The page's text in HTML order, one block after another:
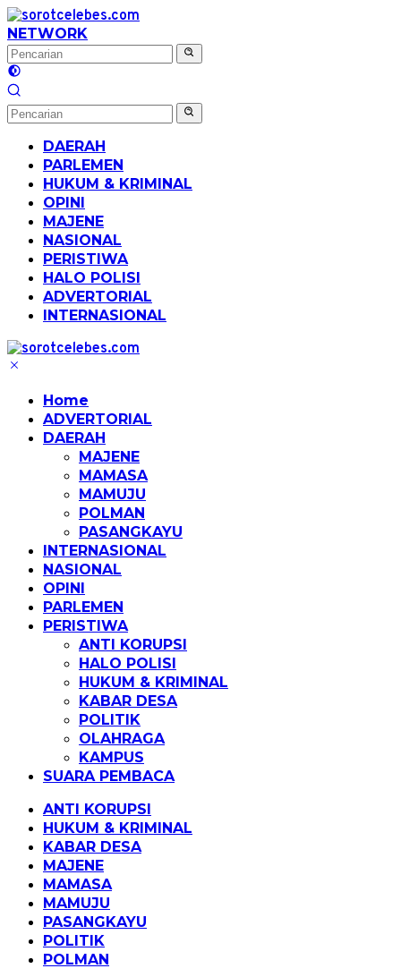
Langsung
ke
konten
NETWORK
DAERAH
PARLEMEN
HUKUM & KRIMINAL
OPINI
MAJENE
NASIONAL
PERISTIWA
HALO POLISI
ADVERTORIAL
INTERNASIONAL
Home
ADVERTORIAL
DAERAH
MAJENE
MAMASA
MAMUJU
POLMAN
PASANGKAYU
INTERNASIONAL
NASIONAL
OPINI
PARLEMEN
PERISTIWA
ANTI KORUPSI
HALO POLISI
HUKUM & KRIMINAL
KABAR DESA
POLITIK
OLAHRAGA
KAMPUS
SUARA PEMBACA
ANTI KORUPSI
HUKUM & KRIMINAL
KABAR DESA
MAJENE
MAMASA
MAMUJU
PASANGKAYU
POLITIK
POLMAN